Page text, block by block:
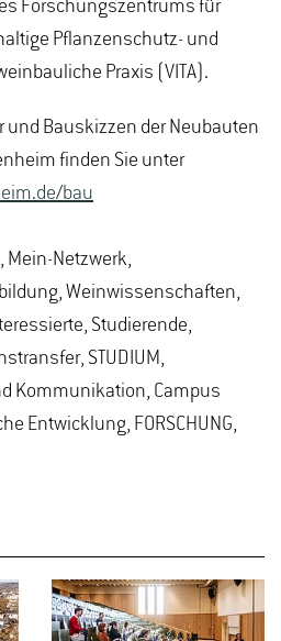
Forschungszentrums für
Pflanzenschutz- und
Praxis (VITA).
und Bauskizzen der Neubauten
finden Sie unter
bau
Mein-Netzwerk,
Weinwissenschaften,
Studierende,
STUDIUM,
Kommunikation, Campus
Entwicklung, FORSCHUNG,